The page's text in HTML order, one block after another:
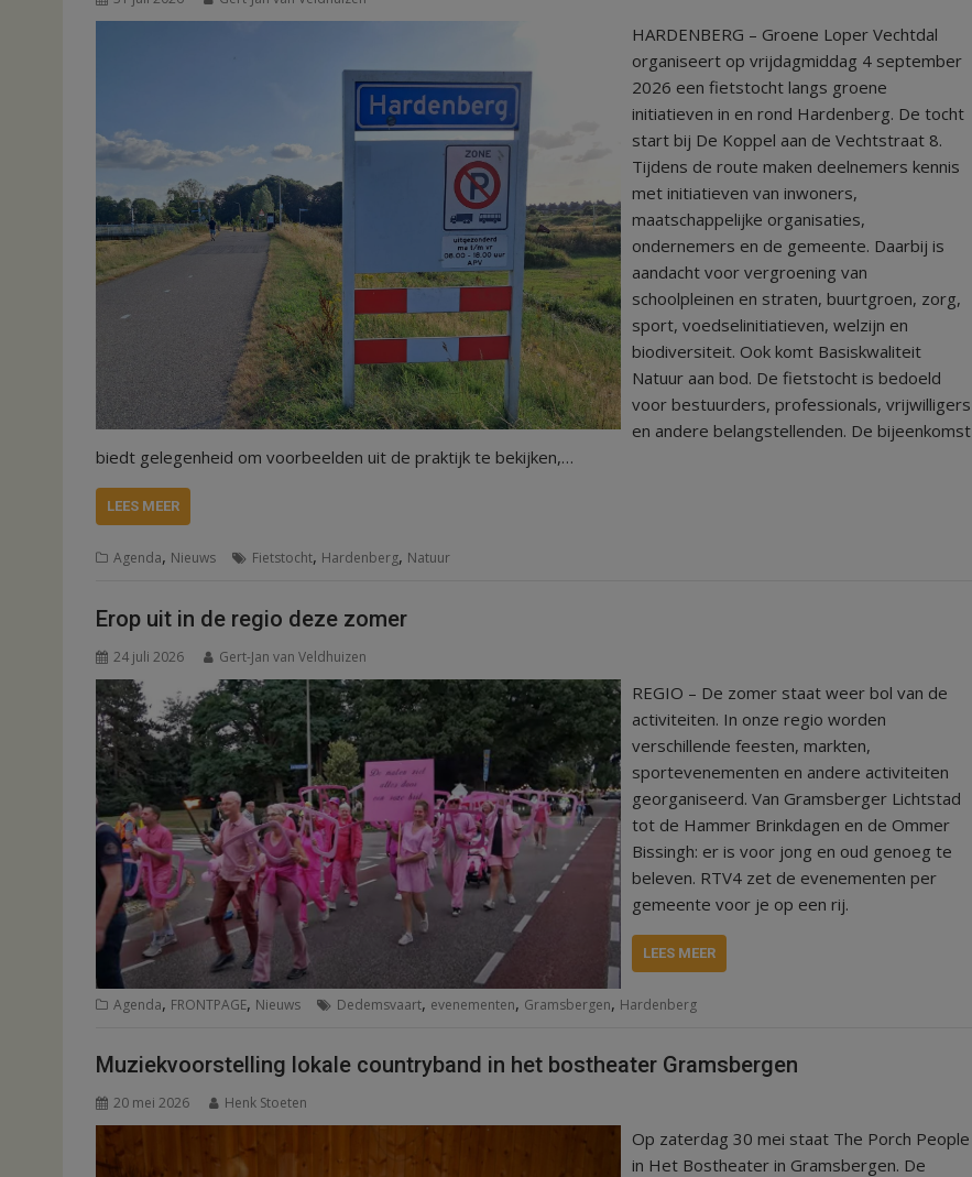
HARDENBERG – Groene Loper Vechtdal
organiseert op vrijdagmiddag 4 september
2026 een fietstocht langs groene
initiatieven in en rond Hardenberg. De tocht
start bij De Koppel aan de Vechtstraat 8.
Tijdens de route maken deelnemers kennis
met initiatieven van inwoners,
maatschappelijke organisaties,
ondernemers en de gemeente. Daarbij is
aandacht voor vergroening van
schoolpleinen en straten, buurtgroen, zorg,
sport, voedselinitiatieven, welzijn en
biodiversiteit. Ook komt Basiskwaliteit
Natuur aan bod. De fietstocht is bedoeld
voor bestuurders, professionals, vrijwilligers
en andere belangstellenden. De bijeenkomst
biedt gelegenheid om voorbeelden uit de praktijk te bekijken,…
LEES MEER
Agenda, Nieuws Fietstocht, Hardenberg, Natuur
Erop uit in de regio deze zomer
24 juli 2026 Gert-Jan van Veldhuizen
REGIO – De zomer staat weer bol van de
activiteiten. In onze regio worden
verschillende feesten, markten,
sportevenementen en andere activiteiten
georganiseerd. Van Gramsberger Lichtstad
tot de Hammer Brinkdagen en de Ommer
Bissingh: er is voor jong en oud genoeg te
beleven. RTV4 zet de evenementen per
gemeente voor je op een rij.
LEES MEER
Agenda, FRONTPAGE, Nieuws Dedemsvaart, evenementen, Gramsbergen, Hardenberg
Muziekvoorstelling lokale countryband in het bostheater Gramsbergen
20 mei 2026 Henk Stoeten
Op zaterdag 30 mei staat The Porch People
in Het Bostheater in Gramsbergen. De